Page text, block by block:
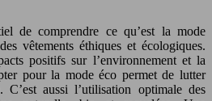
de comprendre ce qu’est la mode
vêtements éthiques et écologiques.
positifs sur l’environnement et la
pour la mode éco permet de lutter
C’est aussi l’utilisation optimale des